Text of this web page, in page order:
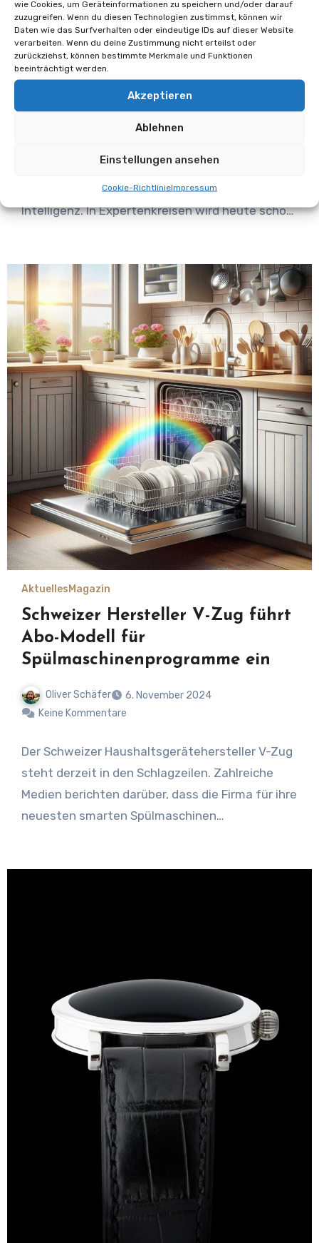
wie Cookies, um Geräteinformationen zu speichern und/oder darauf
zuzugreifen. Wenn du diesen Technologien zustimmst, können wir
Daten wie das Surfverhalten oder eindeutige IDs auf dieser Website
verarbeiten. Wenn du deine Zustimmung nicht erteilst oder
zurückziehst, können bestimmte Merkmale und Funktionen
beeinträchtigt werden.
Akzeptieren
Ablehnen
Einstellungen ansehen
Cookie-RichtlinieImpressum
BücherTestberichte
Rezension: Täuschend echt
(Charles Lewinsky)
11. November 2024
Schweizer Bestseller-Autor Charles Lewinsky
einem brandaktuellen Thema: Künstliche
Intelligenz. In Expertenkreisen wird heute schon
Aktuelles Magazin
Schweizer Hersteller V-Zug führt
Abo-Modell für
Spülmaschinenprogramme ein
Oliver Schäfer
6. November 2024
Keine Kommentare
Der Schweizer Haushaltsgerätehersteller V-Zug
steht derzeit in den Schlagzeilen. Zahlreiche
Medien berichten darüber, dass die Firma für ihre
neuesten smarten Spülmaschinen